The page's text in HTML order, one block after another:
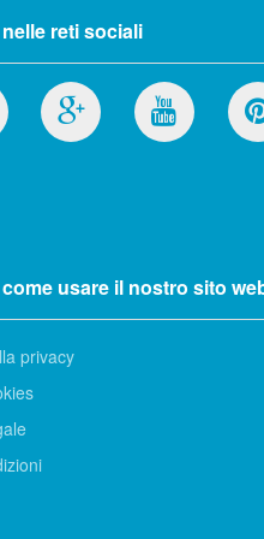
reti sociali
usare il nostro sito
privacy